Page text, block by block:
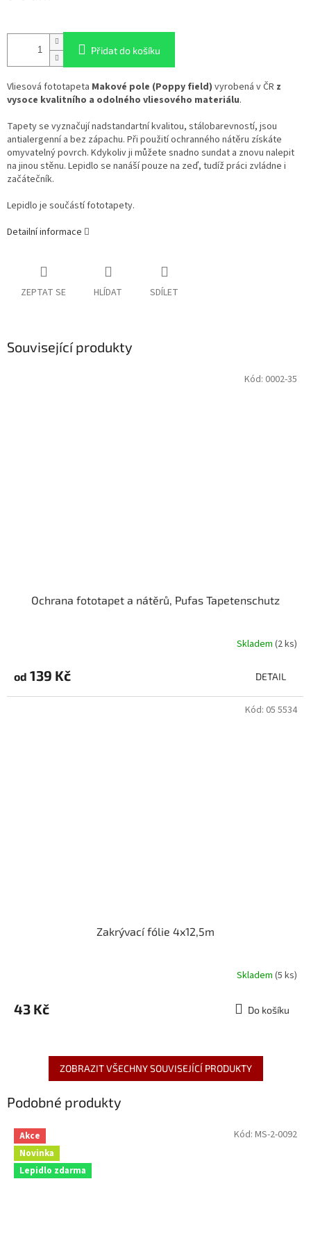
Přidat do košíku
Vliesová fototapeta Makové pole (Poppy field) vyrobená v ČR z
vysoce kvalitního a odolného vliesového materiálu.
Tapety se vyznačují nadstandartní kvalitou, stálobarevností, jsou
antialergenní a bez zápachu. Při použití ochranného nátěru získáte
omyvatelný povrch. Kdykoliv ji můžete snadno sundat a znovu nalepit
na jinou stěnu. Lepidlo se nanáší pouze na zeď, tudíž práci zvládne i
začátečník.
Lepidlo je součástí fototapety.
Detailní informace
ZEPTAT SE HLÍDAT SDÍLET
Související produkty
Ochrana fototapet a nátěrů, Pufas Tapetenschutz
Skladem (2 ks)
od 139 Kč DETAIL
Kód: 0002-35
Zakrývací fólie 4x12,5m
Skladem (5 ks)
43 Kč Do košíku
Kód: 05 5534
ZOBRAZIT VŠECHNY SOUVISEJÍCÍ PRODUKTY
Podobné produkty
Akce
Novinka
Lepidlo zdarma
Kód: MS-2-0092